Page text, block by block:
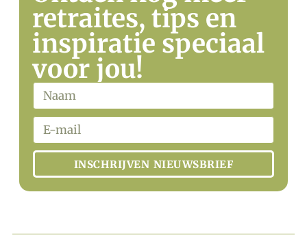
retraites, tips en
inspiratie speciaal
voor jou!
INSCHRIJVEN NIEUWSBRIEF